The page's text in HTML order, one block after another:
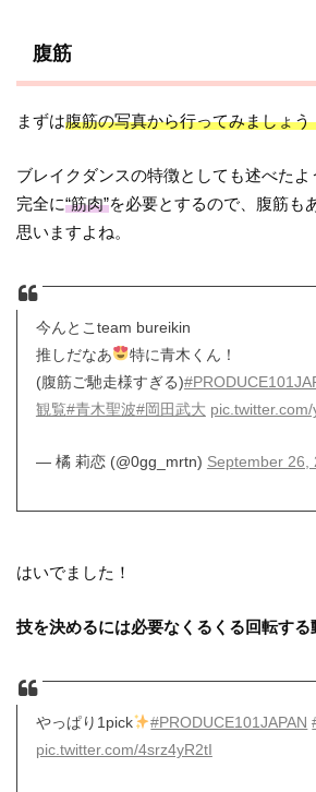
腹筋
まずは腹筋の写真から行ってみましょう
ブレイクダンスの特徴としても述べたよ
完全に“筋肉”を必要とするので、腹筋も
思いますよね。
今んとこteam bureikin
推しだなあ
特に青木くん！
(腹筋ご馳走様すぎる)
観覧#青木聖波#岡田武大
— 橘 莉恋 (@0gg_mrtn) September 26,
はいでました！
技を決めるには必要なくるくる回転する
やっぱり1pick #PRODUCE101JAPAN
pic.twitter.com/4srz4yR2tI